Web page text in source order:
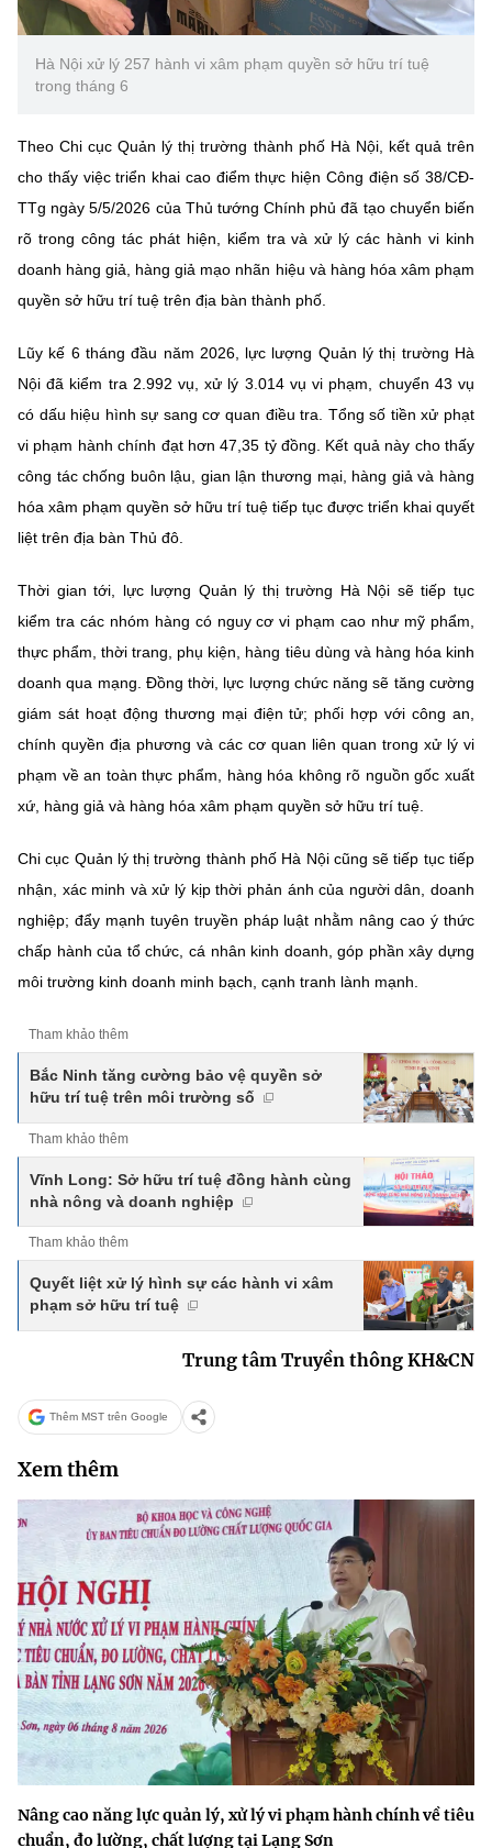
Hà Nội xử lý 257 hành vi xâm phạm quyền sở hữu trí tuệ
trong tháng 6
Theo Chi cục Quản lý thị trường thành phố Hà Nội, kết quả trên
cho thấy việc triển khai cao điểm thực hiện Công điện số 38/CĐ-
TTg ngày 5/5/2026 của Thủ tướng Chính phủ đã tạo chuyển biến
rõ trong công tác phát hiện, kiểm tra và xử lý các hành vi kinh
doanh hàng giả, hàng giả mạo nhãn hiệu và hàng hóa xâm phạm
quyền sở hữu trí tuệ trên địa bàn thành phố.
Lũy kế 6 tháng đầu năm 2026, lực lượng Quản lý thị trường Hà
Nội đã kiểm tra 2.992 vụ, xử lý 3.014 vụ vi phạm, chuyển 43 vụ
có dấu hiệu hình sự sang cơ quan điều tra. Tổng số tiền xử phạt
vi phạm hành chính đạt hơn 47,35 tỷ đồng. Kết quả này cho thấy
công tác chống buôn lậu, gian lận thương mại, hàng giả và hàng
hóa xâm phạm quyền sở hữu trí tuệ tiếp tục được triển khai quyết
liệt trên địa bàn Thủ đô.
Thời gian tới, lực lượng Quản lý thị trường Hà Nội sẽ tiếp tục
kiểm tra các nhóm hàng có nguy cơ vi phạm cao như mỹ phẩm,
thực phẩm, thời trang, phụ kiện, hàng tiêu dùng và hàng hóa kinh
doanh qua mạng. Đồng thời, lực lượng chức năng sẽ tăng cường
giám sát hoạt động thương mại điện tử; phối hợp với công an,
chính quyền địa phương và các cơ quan liên quan trong xử lý vi
phạm về an toàn thực phẩm, hàng hóa không rõ nguồn gốc xuất
xứ, hàng giả và hàng hóa xâm phạm quyền sở hữu trí tuệ.
Chi cục Quản lý thị trường thành phố Hà Nội cũng sẽ tiếp tục tiếp
nhận, xác minh và xử lý kịp thời phản ánh của người dân, doanh
nghiệp; đẩy mạnh tuyên truyền pháp luật nhằm nâng cao ý thức
chấp hành của tổ chức, cá nhân kinh doanh, góp phần xây dựng
môi trường kinh doanh minh bạch, cạnh tranh lành mạnh.
Tham khảo thêm
Bắc Ninh tăng cường bảo vệ quyền sở
hữu trí tuệ trên môi trường số
Tham khảo thêm
Vĩnh Long: Sở hữu trí tuệ đồng hành cùng
nhà nông và doanh nghiệp
Tham khảo thêm
Quyết liệt xử lý hình sự các hành vi xâm
phạm sở hữu trí tuệ
Trung tâm Truyền thông KH&CN
Thêm MST trên Google
Xem thêm
Nâng cao năng lực quản lý, xử lý vi phạm hành chính về tiêu
chuẩn, đo lường, chất lượng tại Lạng Sơn